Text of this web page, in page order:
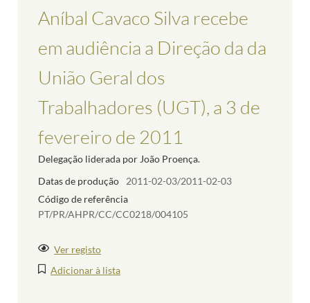
Aníbal Cavaco Silva recebe
em audiência a Direção da da
União Geral dos
Trabalhadores (UGT), a 3 de
fevereiro de 2011
Delegação liderada por João Proença.
Datas de produção
2011-02-03/2011-02-03
Código de referência
PT/PR/AHPR/CC/CC0218/004105
Ver registo
Adicionar à lista